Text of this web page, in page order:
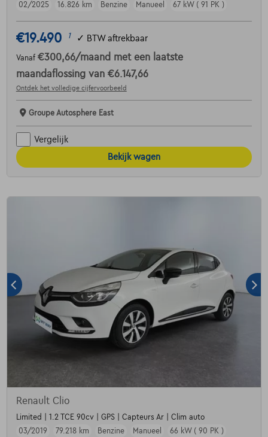
02/2025
16.826 km Benzine Manueel 67 kW ( 91 PK )
€19.490 1 ✓ BTW aftrekbaar
Vanaf €300,66/maand met een laatste
maandaflossing van €6.147,66
Ontdek het volledige cijfervoorbeeld
Groupe Autosphere East
Vergelijk
Bekijk wagen
Renault Clio
Limited | 1.2 TCE 90cv | GPS | Capteurs Ar | Clim auto
03/2019
79.218 km Benzine Manueel 66 kW ( 90 PK )